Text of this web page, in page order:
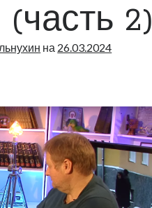
131
2)
на 26.03.2024